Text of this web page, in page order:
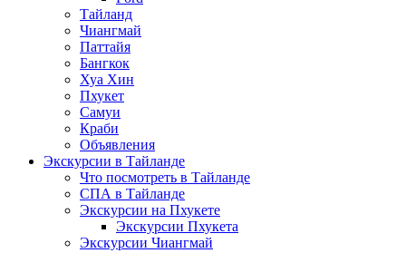
Тайланд
Чиангмай
Паттайя
Бангкок
Хуа Хин
Пхукет
Самуи
Краби
Объявления
Экскурсии в Тайланде
Что посмотреть в Тайланде
СПА в Тайланде
Экскурсии на Пхукете
Экскурсии Пхукета
Экскурсии Чиангмай